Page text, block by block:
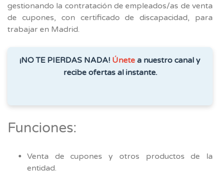
gestionando la contratación de empleados/as de venta
de cupones, con certificado de discapacidad, para
trabajar en Madrid.
¡NO TE PIERDAS NADA! Únete a nuestro canal y
recibe ofertas al instante.
Funciones:
Venta de cupones y otros productos de la
entidad.